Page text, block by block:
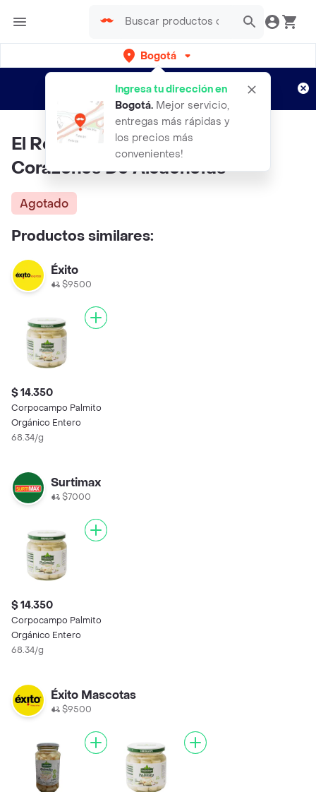
Bogotá
Ingresa tu dirección en
Bogotá. Mejor servicio,
entregas más rápidas y
los precios más
convenientes!
envíos gratis por semanas
Aplican TyC
El Robledal Condimentos
Corazones De Alcachofas
Agotado
Productos similares:
Éxito
$9500
$ 14.350
Corpocampo Palmito
Orgánico Entero
68.34/g
Surtimax
$7000
$ 14.350
Corpocampo Palmito
Orgánico Entero
68.34/g
Éxito Mascotas
$9500